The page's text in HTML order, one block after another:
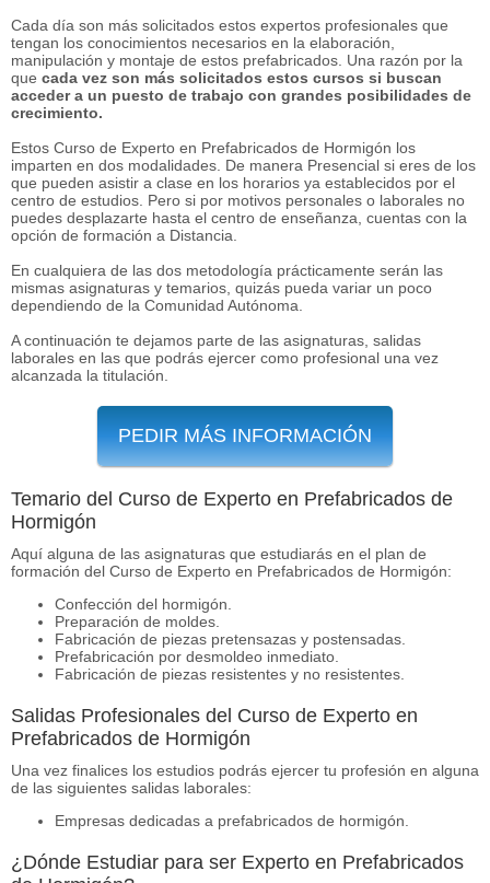
Cada día son más solicitados estos expertos profesionales que
tengan los conocimientos necesarios en la elaboración,
manipulación y montaje de estos prefabricados. Una razón por la
que cada vez son más solicitados estos cursos si buscan
acceder a un puesto de trabajo con grandes posibilidades de
crecimiento.
Estos Curso de Experto en Prefabricados de Hormigón los
imparten en dos modalidades. De manera Presencial si eres de los
que pueden asistir a clase en los horarios ya establecidos por el
centro de estudios. Pero si por motivos personales o laborales no
puedes desplazarte hasta el centro de enseñanza, cuentas con la
opción de formación a Distancia.
En cualquiera de las dos metodología prácticamente serán las
mismas asignaturas y temarios, quizás pueda variar un poco
dependiendo de la Comunidad Autónoma.
A continuación te dejamos parte de las asignaturas, salidas
laborales en las que podrás ejercer como profesional una vez
alcanzada la titulación.
PEDIR MÁS INFORMACIÓN
Temario del Curso de Experto en Prefabricados de
Hormigón
Aquí alguna de las asignaturas que estudiarás en el plan de
formación del Curso de Experto en Prefabricados de Hormigón:
Confección del hormigón.
Preparación de moldes.
Fabricación de piezas pretensazas y postensadas.
Prefabricación por desmoldeo inmediato.
Fabricación de piezas resistentes y no resistentes.
Salidas Profesionales del Curso de Experto en
Prefabricados de Hormigón
Una vez finalices los estudios podrás ejercer tu profesión en alguna
de las siguientes salidas laborales:
Empresas dedicadas a prefabricados de hormigón.
¿Dónde Estudiar para ser Experto en Prefabricados